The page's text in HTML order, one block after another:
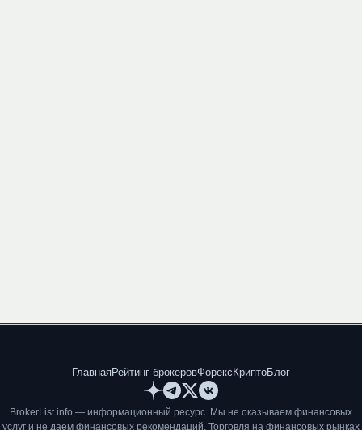
ГлавнаяРейтинг брокеровФорекс КриптоБлог
BrokerList.info — информационный ресурс. Мы не оказываем финансовых
услуг и не даем финансовых рекомендаций. Торговля на финансовых рынках